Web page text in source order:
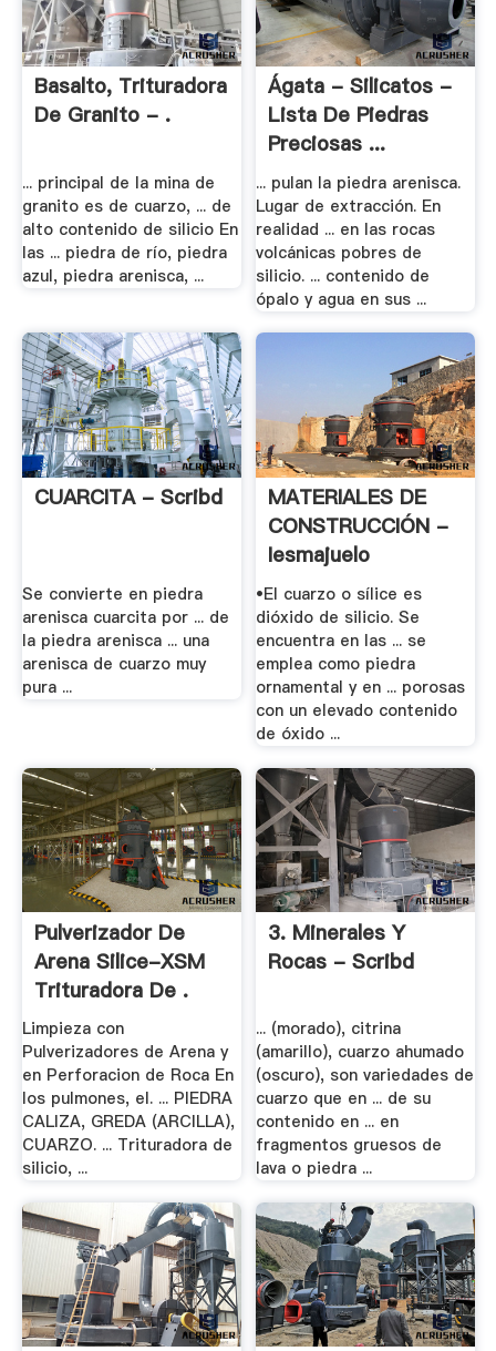
Basalto, Trituradora
De Granito - .
... principal de la mina de
granito es de cuarzo, ... de
alto contenido de silicio En
las ... piedra de río, piedra
azul, piedra arenisca, ...
Ágata - Silicatos -
Lista De Piedras
Preciosas ...
... pulan la piedra arenisca.
Lugar de extracción. En
realidad ... en las rocas
volcánicas pobres de
silicio. ... contenido de
ópalo y agua en sus ...
CUARCITA - Scribd
Se convierte en piedra
arenisca cuarcita por ... de
la piedra arenisca ... una
arenisca de cuarzo muy
pura ...
MATERIALES DE
CONSTRUCCIÓN -
Iesmajuelo
•El cuarzo o sílice es
dióxido de silicio. Se
encuentra en las ... se
emplea como piedra
ornamental y en ... porosas
con un elevado contenido
de óxido ...
Pulverizador De
Arena Silice-XSM
Trituradora De .
Limpieza con
Pulverizadores de Arena y
en Perforacion de Roca En
los pulmones, el. ... PIEDRA
CALIZA, GREDA (ARCILLA),
CUARZO. ... Trituradora de
silicio, ...
3. Minerales Y
Rocas - Scribd
... (morado), citrina
(amarillo), cuarzo ahumado
(oscuro), son variedades de
cuarzo que en ... de su
contenido en ... en
fragmentos gruesos de
lava o piedra ...